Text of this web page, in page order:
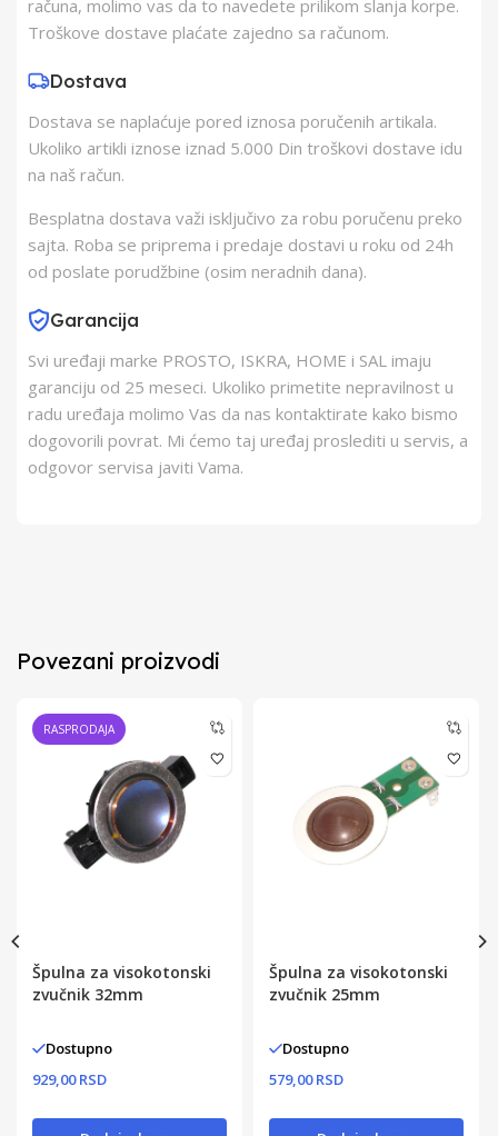
Zemlja Uvoza Kina
Barkod
računa, molimo vas da to navedete prilikom slanja korpe.
Troškove dostave plaćate zajedno sa računom.
Dostava
Dostava se naplaćuje pored iznosa poručenih artikala.
Ukoliko artikli iznose iznad 5.000 Din troškovi dostave idu
na naš račun.
Besplatna dostava važi isključivo za robu poručenu preko
sajta. Roba se priprema i predaje dostavi u roku od 24h
od poslate porudžbine (osim neradnih dana).
Garancija
Svi uređaji marke PROSTO, ISKRA, HOME i SAL imaju
garanciju od 25 meseci. Ukoliko primetite nepravilnost u
radu uređaja molimo Vas da nas kontaktirate kako bismo
dogovorili povrat. Mi ćemo taj uređaj proslediti u servis, a
odgovor servisa javiti Vama.
Povezani proizvodi
RASPRODAJA
Špulna za visokotonski
zvučnik 32mm
Dostupno
929,00 RSD
Špulna za visokotonski
zvučnik 25mm
Dostupno
579,00 RSD